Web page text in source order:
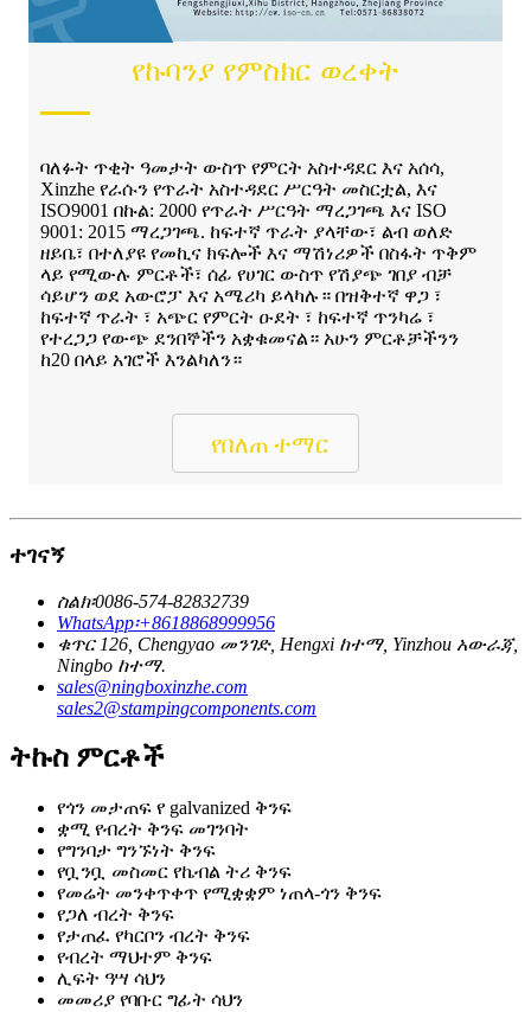
የኩባንያ የምስክር ወረቀት
ባለፉት ጥቂት ዓመታት ውስጥ የምርት አስተዳደር እና አሰሳ,
Xinzhe የራሱን የጥራት አስተዳደር ሥርዓት መስርቷል, እና
ISO9001 በኩል: 2000 የጥራት ሥርዓት ማረጋገጫ እና ISO
9001: 2015 ማረጋገጫ. ከፍተኛ ጥራት ያላቸው፣ ልብ ወለድ
ዘይቤ፣ በተለያዩ የመኪና ክፍሎች እና ማሽነሪዎች በስፋት ጥቅም
ላይ የሚውሉ ምርቶች፣ ሰፊ የሀገር ውስጥ የሽያጭ ገበያ ብቻ
ሳይሆን ወደ አውሮፓ እና አሜሪካ ይላካሉ። በዝቅተኛ ዋጋ ፣
ከፍተኛ ጥራት ፣ አጭር የምርት ዑደት ፣ ከፍተኛ ጥንካሬ ፣
የተረጋጋ የውጭ ደንበኞችን አቋቁመናል። አሁን ምርቶቻችንን
ከ20 በላይ አገሮች እንልካለን።
የበለጠ ተማር
ተገናኝ
ስልክ፡0086-574-82832739
WhatsApp፡+8618868999956
ቁጥር 126, Chengyao መንገድ, Hengxi ከተማ, Yinzhou አውራጃ,
Ningbo ከተማ.
sales@ningboxinzhe.com
sales2@stampingcomponents.com
ትኩስ ምርቶች
የጎን መታጠፍ የ galvanized ቅንፍ
ቋሚ የብረት ቅንፍ መገንባት
የግንባታ ግንኙነት ቅንፍ
የቧንቧ መስመር የኬብል ትሪ ቅንፍ
የመሬት መንቀጥቀጥ የሚቋቋም ነጠላ-ጎን ቅንፍ
የጋለ ብረት ቅንፍ
የታጠፈ የካርቦን ብረት ቅንፍ
የብረት ማህተም ቅንፍ
ሊፍት ዓሣ ሳህን
መመሪያ የባቡር ግፊት ሳህን